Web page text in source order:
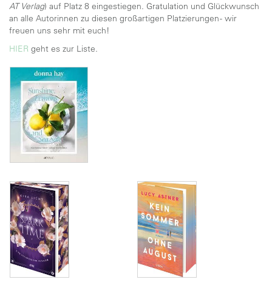
AT Verlag) auf Platz 8 eingestiegen. Gratulation und Glückwunsch
an alle Autorinnen zu diesen großartigen Platzierungen - wir
freuen uns sehr mit euch!
HIER geht es zur Liste.